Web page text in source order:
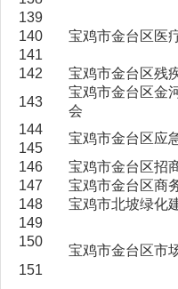
139
宝鸡市金台区医
140
141
142
宝鸡市金台区残
143
宝鸡市金台区金
会
144
宝鸡市金台区应
145
146
宝鸡市金台区招
147
宝鸡市金台区商
148
宝鸡市北坡绿化
149
宝鸡市金台区市
150
151